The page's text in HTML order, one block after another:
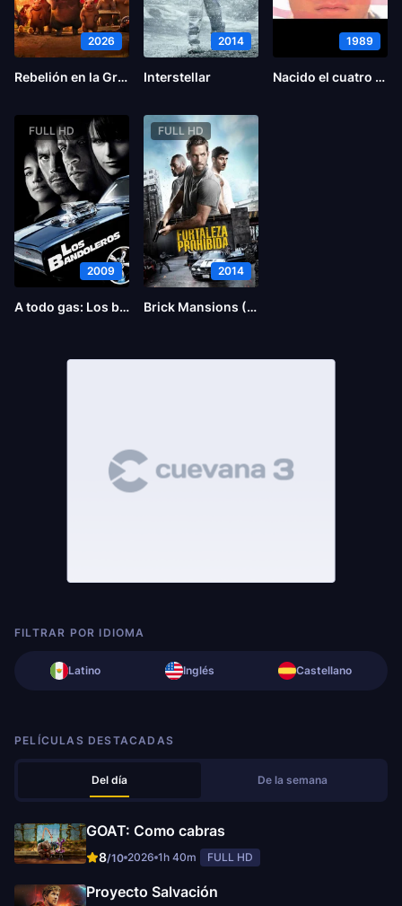
2026
Rebelión en la Granja
2014
Interstellar
1989
Nacido el cuatro de julio
FULL HD
2009
A todo gas: Los bandoleros
FULL HD
2014
Brick Mansions (La fortaleza)
FILTRAR POR IDIOMA
Latino Inglés Castellano
PELÍCULAS DESTACADAS
Del día De la semana
GOAT: Como cabras
8/10 2026 1h 40m FULL HD
Proyecto Salvación